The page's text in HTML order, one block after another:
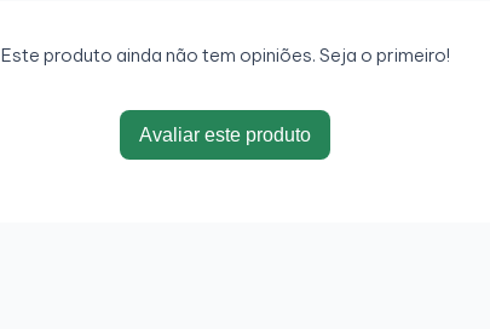
Este produto ainda não tem opiniões. Seja o primeiro!
Avaliar este produto